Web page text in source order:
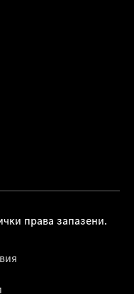
права запазени.